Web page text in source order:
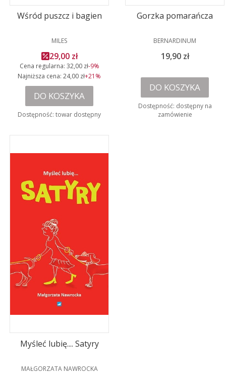
Wśród puszcz i bagien
PRODUCENT
MILES
Cena promocyjna
29,00 zł
Cena regularna: 32,00 zł-9%
Najniższa cena: 24,00 zł+21%
DO KOSZYKA
Dostępność: towar dostępny
Gorzka pomarańcza
PRODUCENT
BERNARDINUM
Cena
19,90 zł
DO KOSZYKA
Dostępność: dostępny na
zamówienie
Myśleć lubię.... Satyry
PRODUCENT
MAŁGORZATA NAWROCKA